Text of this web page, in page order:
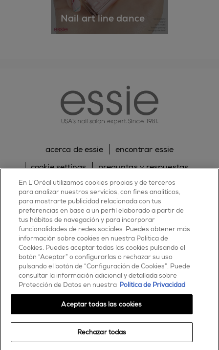
Nail art line dance
acerca de essie
encontrar essie
cookie settings
preguntas y respuestas
sitemap
contacta con nosotros
política de cookies
política de privacidad
facebooktwitterpinterestyoutube
ESSIE
30, rue d’Alsace – 92300 Levallois-Perret
FRANCE
900 181 055
En L’Oréal utilizamos cookies propias y de terceros
para analizar nuestros servicios, con fines analíticos,
para mostrarte publicidad relacionada con tus
preferencias en base a un perfil elaborado a partir de
tus hábitos de navegación y para incorporar
funcionalidades de redes sociales. Puedes obtener más
información sobre cookies en nuestra Política de
Cookies. Puedes aceptar todas las cookies pulsando el
botón “Aceptar” o configurarlas o rechazar su uso
pulsando el botón de “Configuración de Cookies”. Puede
consultar la información adicional y detallada sobre
Protección de Datos en nuestra Política de Privacidad
Rechazar todas
Aceptar todas las cookies